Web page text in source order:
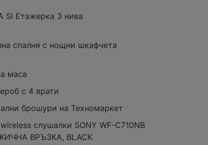
Разстояние: 19,1 km оферти:
SI Етажерка 3 нива
спалня с нощни шкафчета
маса
с 4 врати
брошури на Техномаркет
слушалки SONY WF-C710NB
ВРЪЗКА, BLACK